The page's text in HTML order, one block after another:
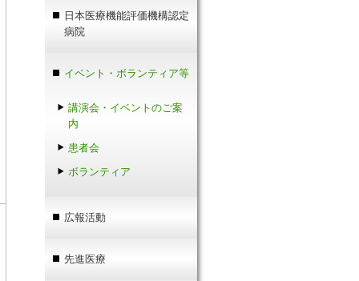
日本医療機能評価機構認定
病院
イベント・ボランティア等
講演会・イベントのご案
内
患者会
ボランティア
広報活動
先進医療